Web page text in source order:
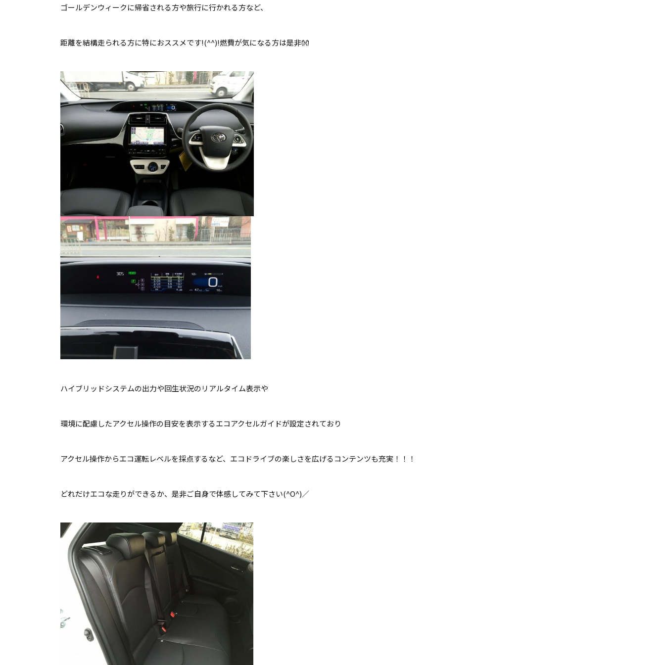
ゴールデンウィークに帰省される方や旅行に行かれる方など、
距離を結構走られる方に特におススメです!(^^)!燃費が気になる方は是非👐
ハイブリッドシステムの出力や回生状況のリアルタイム表示や
環境に配慮したアクセル操作の目安を表示するエコアクセルガイドが設定されており
アクセル操作からエコ運転レベルを採点するなど、エコドライブの楽しさを広げるコンテンツも充実！！！
どれだけエコな走りができるか、是非ご自身で体感してみて下さい(^O^)／